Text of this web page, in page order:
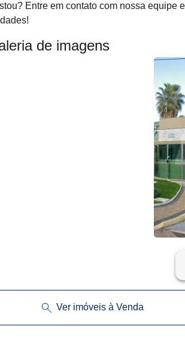
Entre em contato com nossa equipe
de imagens
Ver imóveis à Venda